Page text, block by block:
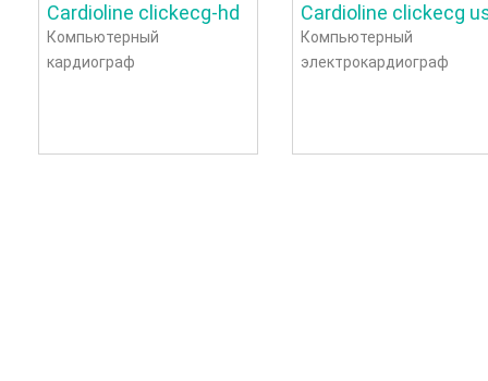
Cardioline clickecg-hd
Компьютерный
кардиограф
Cardioline clickecg
Компьютерный
электрокардиограф